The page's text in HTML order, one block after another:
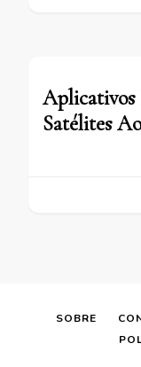
Aplicativos
Satélites
SOBRE